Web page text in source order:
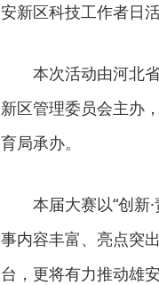
安新区科技工作者日
本次活动由河北
新区管理委员会主办
育局承办。
本届大赛以“创新
事内容丰富、亮点突
台，更将有力推动雄